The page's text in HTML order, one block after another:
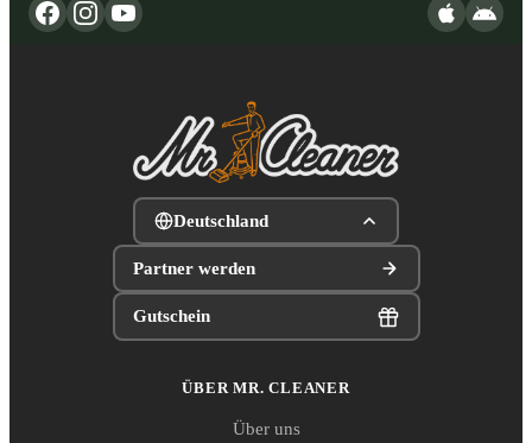
Deutschland
Partner werden
Gutschein
ÜBER MR. CLEANER
Über uns